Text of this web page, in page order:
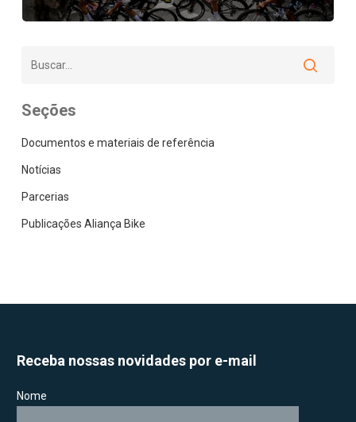
Seções
Documentos e materiais de referência
Notícias
Parcerias
Publicações Aliança Bike
Receba nossas novidades por e-mail
Nome